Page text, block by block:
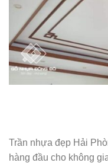
Trần nhựa đẹp Hải
hàng đầu cho không